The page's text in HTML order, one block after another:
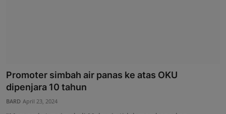
Promoter simbah air panas ke atas OKU
dipenjara 10 tahun
BARD April 23, 2024